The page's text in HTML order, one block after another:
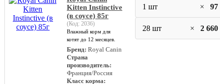
Kitten Instinctive
(в соусе) 85г
(Код: 2036)
Влажный корм для
котят до 12 месяцев.
Бренд: Royal Canin
Страна
производитель:
Франция/Россия
Класс корма:
1 шт ×
28 шт × 2